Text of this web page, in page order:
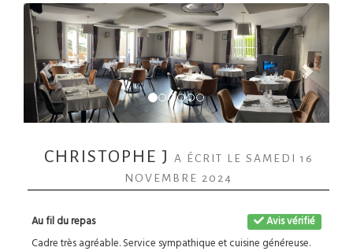
CHRISTOPHE J
A ÉCRIT LE SAMEDI 16
NOVEMBRE 2024
Avis vérifié
Au fil du repas
Cadre très agréable. Service sympathique et cuisine généreuse.